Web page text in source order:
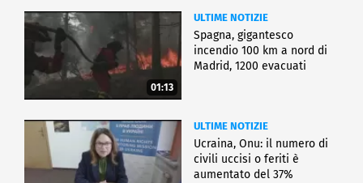
01:13
ULTIME NOTIZIE
Spagna, gigantesco
incendio 100 km a nord di
Madrid, 1200 evacuati
ULTIME NOTIZIE
Ucraina, Onu: il numero di
civili uccisi o feriti è
aumentato del 37%